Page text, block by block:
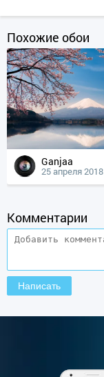
Похожие обои
Ganjaa
25 апреля 2018
Комментарии